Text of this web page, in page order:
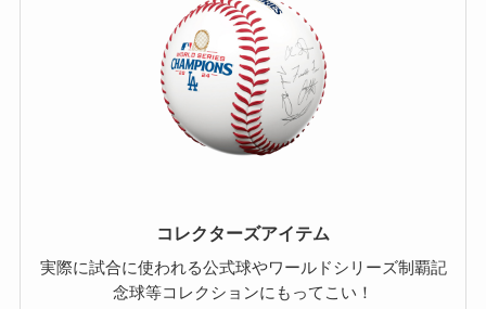
コレクターズアイテム
実際に試合に使われる公式球やワールドシリーズ制覇記
念球等コレクションにもってこい！